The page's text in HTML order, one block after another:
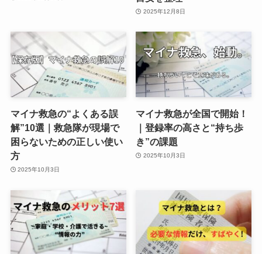
2025年12月8日
マイナ救急の“よくある誤
解”10選｜救急隊が現場で
困らないための正しい使い
方
2025年10月3日
マイナ救急が全国で開始！
｜登録率の高さと“持ち歩
き”の課題
2025年10月3日